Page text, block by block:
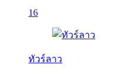
16
ทัวร์ลาว